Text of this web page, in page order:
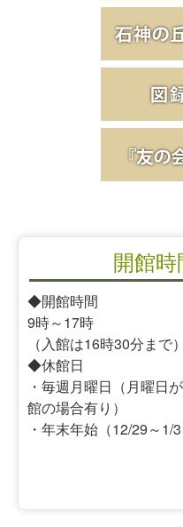
開館時
◆開館時間
9時～17時
（入館は16時30分まで）
◆休館日
・毎週月曜日（月曜日
館の場合有り）
・年末年始（12/29～1/3